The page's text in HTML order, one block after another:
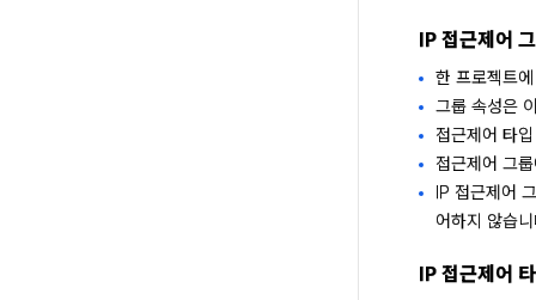
IP 접근제어
한 프로젝트
그룹 속성은
접근제어 타
접근제어 그
IP 접근제어
어하지 않습
IP 접근제어